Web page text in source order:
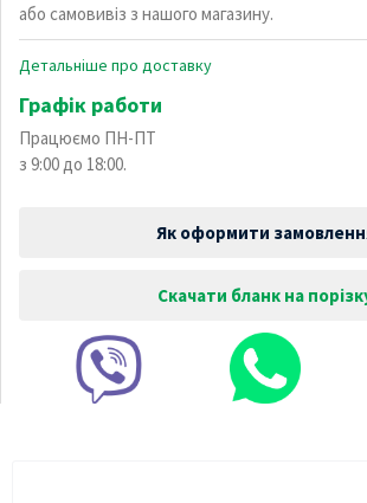
або самовивіз з нашого магазину.
Детальніше про доставку
Графік работи
Працюємо ПН-ПТ
з 9:00 до 18:00.
Як оформити
Скачати бланк на